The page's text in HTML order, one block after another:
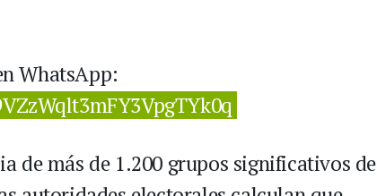
WhatsApp:
de más de 1.200 grupos significativos de